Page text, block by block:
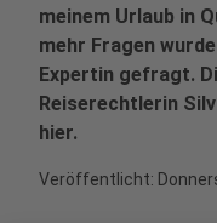
meinem Urlaub in
mehr Fragen
Expertin gefragt.
Reiserechtlerin
hier.
Veröffentlicht: